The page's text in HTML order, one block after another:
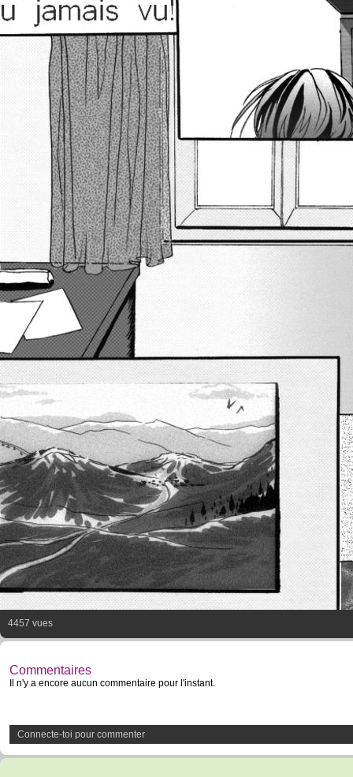
4457 vues
Commentaires
Il n'y a encore aucun commentaire pour l'instant.
Connecte-toi pour commenter